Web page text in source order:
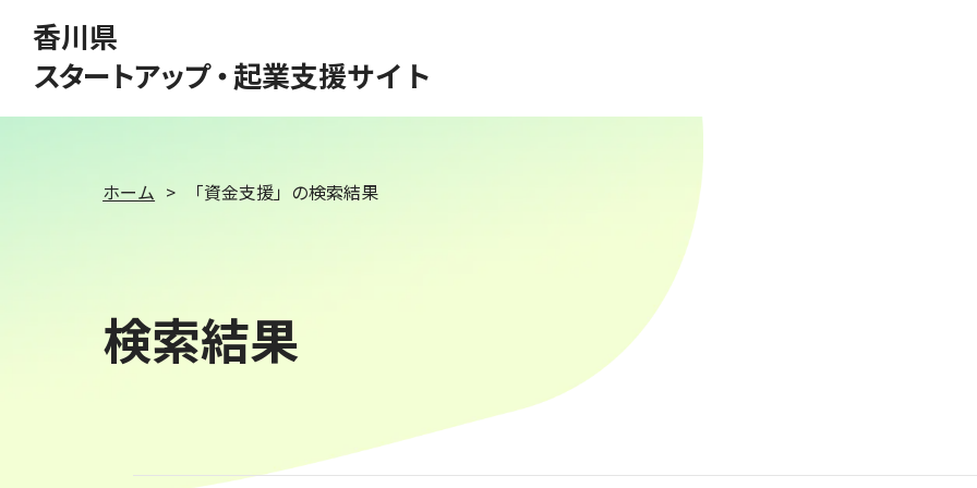
香川県
スタートアップ・起業支援サイト
ホーム 「資金支援」の検索結果
検索結果